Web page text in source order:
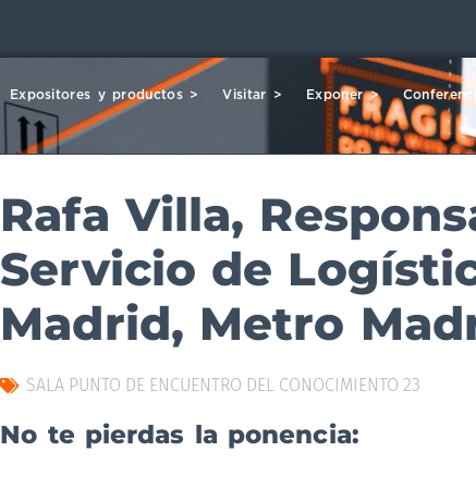
Expositores y productos > Visitar > Exponer >
Rafa Villa,
Servicio de
Madrid, Metro
SALA PUNTO DE ENCUENTRO DEL CONOCIMIENTO 23
No te pierdas la ponencia: